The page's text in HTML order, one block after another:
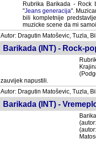
Rubrika Barikada - Rock
"Jeans generacija".
bili kompletnije
muzicke scene da mi
Autor: Dragutin Matoševic, Tuzla,
Barikada (INT) - Rock-
zauvijek napustili.
Autor: Dragutin Matoševic, Tuzla,
Barikada (INT) -